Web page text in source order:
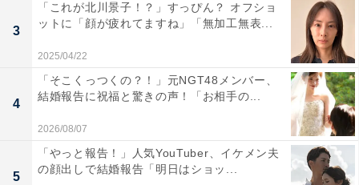
3
「これが北川景子！？」すっぴん？ オフショ
ットに「顔が疲れてますね」「無加工無表...
2025/04/22
4
「そこくっつくの？！」元NGT48メンバー、
結婚報告に祝福と驚きの声！「お相手の...
2026/08/07
5
「やっと報告！」人気YouTuber、イケメン夫
の顔出しで結婚報告「明日はショッ...